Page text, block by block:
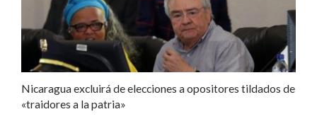
Nicaragua excluirá de elecciones a opositores tildados de
«traidores a la patria»